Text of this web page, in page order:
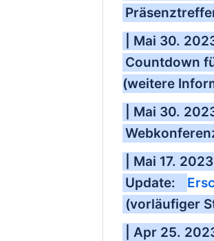
| Mai 30.
Countdown
(weitere
| Mai 30.
| Mai 17. 2023
Update:
(vorläufiger
| Apr 25.